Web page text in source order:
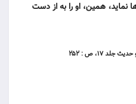
نمايد، همين، او را به از دست